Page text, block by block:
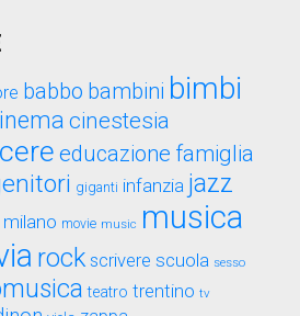
babbo bambini bimbi
cinestesia
educazione famiglia
giganti infanzia jazz
milano movie music musica
rock scrivere scuola sesso
teatro trentino tv